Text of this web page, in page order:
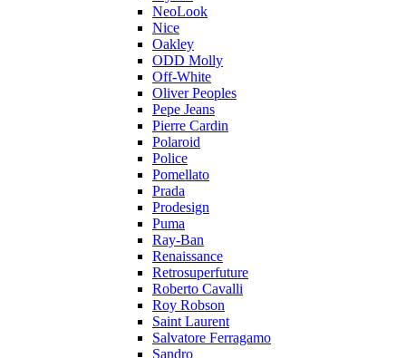
NeoLook
Nice
Oakley
ODD Molly
Off-White
Oliver Peoples
Pepe Jeans
Pierre Cardin
Polaroid
Police
Pomellato
Prada
Prodesign
Puma
Ray-Ban
Renaissance
Retrosuperfuture
Roberto Cavalli
Roy Robson
Saint Laurent
Salvatore Ferragamo
Sandro